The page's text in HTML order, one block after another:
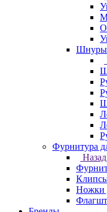
Шнуры
Фурнитура
Назад
Ножки